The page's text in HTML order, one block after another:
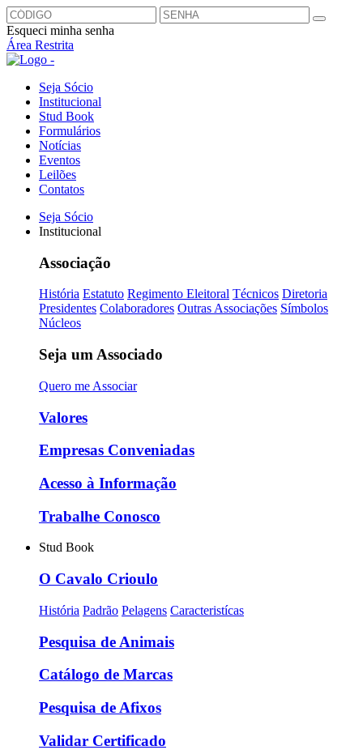
Esqueci minha senha
Área Restrita
Seja Sócio
Institucional
Stud Book
Formulários
Notícias
Eventos
Leilões
Contatos
Seja Sócio
Institucional
Associação
História Estatuto Regimento Eleitoral Técnicos Diretoria
Presidentes Colaboradores Outras Associações Símbolos
Núcleos
Seja um Associado
Quero me Associar
Valores
Empresas Conveniadas
Acesso à Informação
Trabalhe Conosco
Stud Book
O Cavalo Crioulo
História Padrão Pelagens Caracteristícas
Pesquisa de Animais
Catálogo de Marcas
Pesquisa de Afixos
Validar Certificado